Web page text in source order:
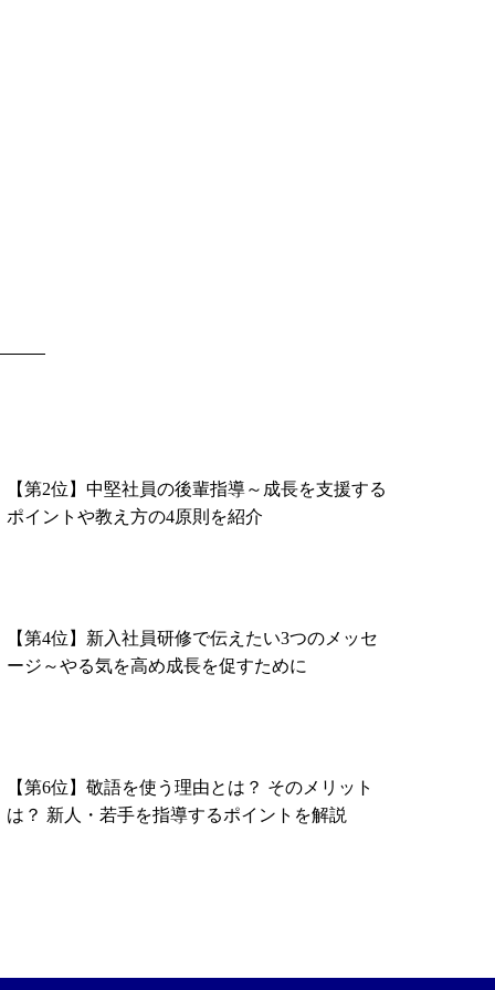
【第2位】中堅社員の後輩指導～成長を支援する
ポイントや教え方の4原則を紹介
【第4位】新入社員研修で伝えたい3つのメッセ
ージ～やる気を高め成長を促すために
【第6位】敬語を使う理由とは？ そのメリット
は？ 新人・若手を指導するポイントを解説